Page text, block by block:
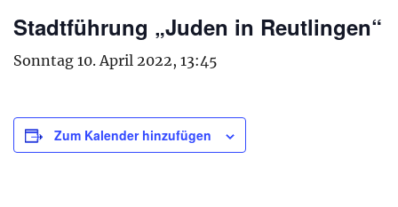
Stadtführung „Juden in Reutlingen“
Sonntag 10. April 2022, 13:45
Zum Kalender hinzufügen